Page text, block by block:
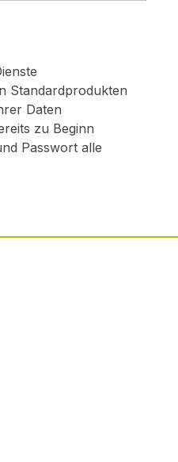
Standardprodukten
Daten
zu Beginn
Passwort alle